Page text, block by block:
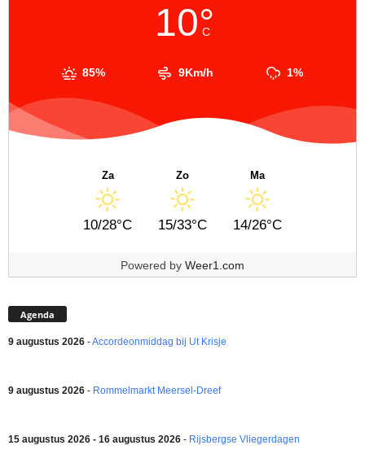
10°
C
85% 9Km/h 1%
Za
10/28°C
Zo
15/33°C
Ma
14/26°C
Powered by Weer1.com
Agenda
9 augustus 2026 -Accordeonmiddag bij Ut Krisje
9 augustus 2026 - Rommelmarkt Meersel-Dreef
15 augustus 2026 - 16 augustus 2026 - Rijsbergse Vliegerdagen